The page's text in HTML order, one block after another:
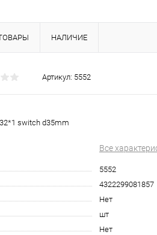
НАЛИЧИЕ
Артикул: 5552
switch d35mm
Все
5552
4322299081857
Нет
шт
Нет